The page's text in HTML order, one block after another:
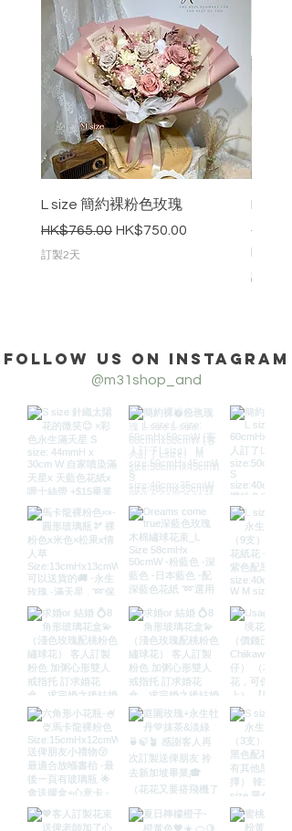
L size 簡約裸粉色玫瑰
一般價格
HK$765.00 促銷價格
HK$750.00
訂製2天
木棉
價格
訂製2天
Follow us on Instagram
@m31shop_and